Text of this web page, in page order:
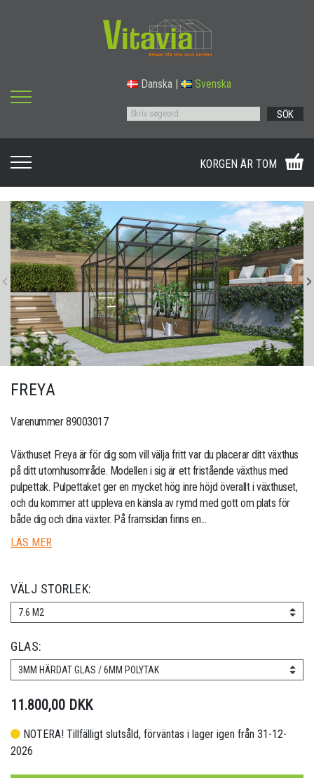
Danska Svenska
SÖK
KORGEN ÄR TOM
FREYA
Varenummer 89003017
Växthuset Freya är för dig som vill välja fritt var du placerar ditt växthus
på ditt utomhusområde. Modellen i sig är ett fristående växthus med
pulpettak. Pulpettaket ger en mycket hög inre höjd överallt i växthuset,
och du kommer att uppleva en känsla av rymd med gott om plats för
både dig och dina växter. På framsidan finns en...
LÄS MER
VÄLJ STORLEK:
7.6 M2
GLAS:
3MM HÄRDAT GLAS / 6MM POLYTAK
11.800,00 DKK
NOTERA! Tillfälligt slutsåld, förväntas i lager igen från 31-12-
2026